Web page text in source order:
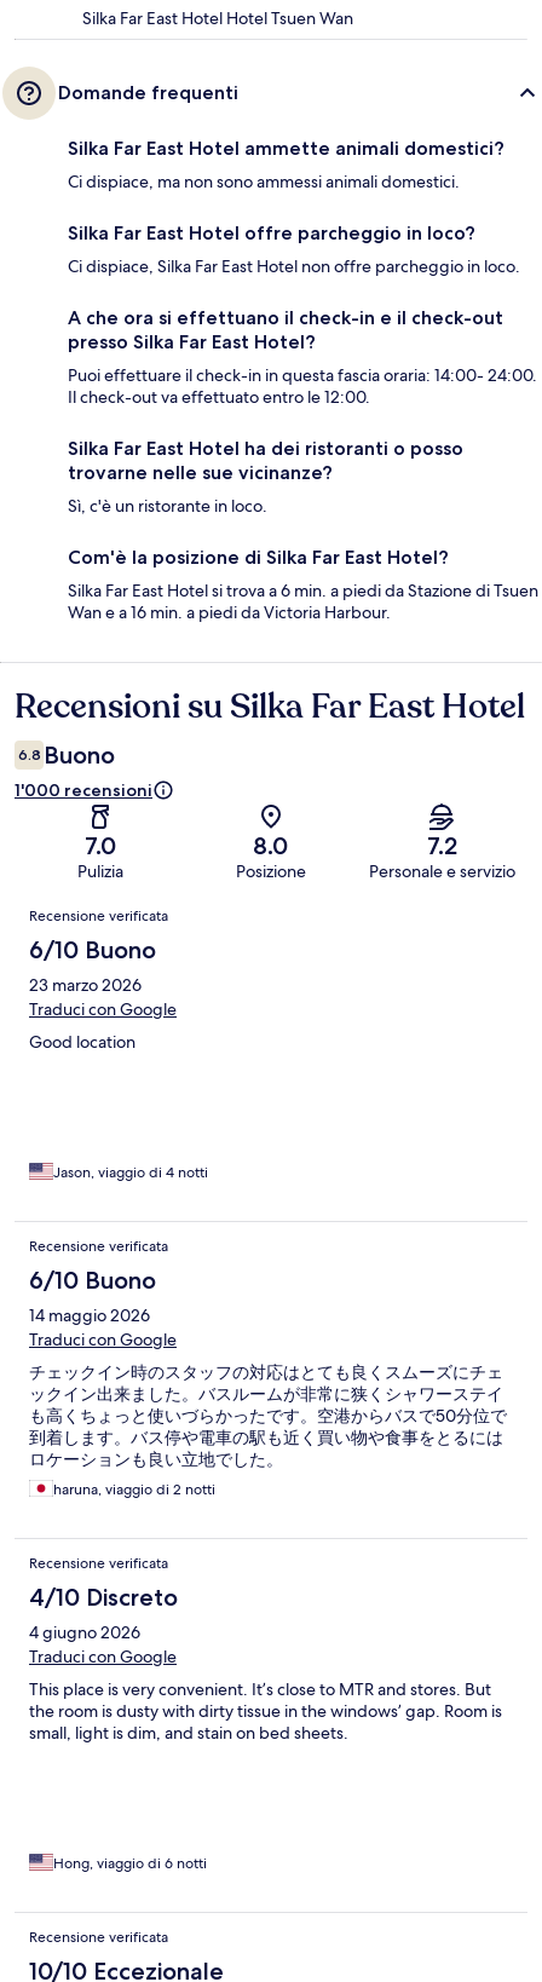
Silka Far East Hotel Hotel Tsuen Wan
Domande frequenti
Silka Far East Hotel ammette animali domestici?
Ci dispiace, ma non sono ammessi animali domestici.
Silka Far East Hotel offre parcheggio in loco?
Ci dispiace, Silka Far East Hotel non offre parcheggio in loco.
A che ora si effettuano il check-in e il check-out
presso Silka Far East Hotel?
Puoi effettuare il check-in in questa fascia oraria: 14:00- 24:00.
Il check-out va effettuato entro le 12:00.
Silka Far East Hotel ha dei ristoranti o posso
trovarne nelle sue vicinanze?
Sì, c'è un ristorante in loco.
Com'è la posizione di Silka Far East Hotel?
Silka Far East Hotel si trova a 6 min. a piedi da Stazione di Tsuen
Wan e a 16 min. a piedi da Victoria Harbour.
Recensioni
Recensioni su Silka Far East Hotel
6.8 Buono
1'000 recensioni
7.0
Pulizia
8.0
Posizione
7.2
Personale e servizio
Recensioni
Recensione verificata
6/10 Buono
23 marzo 2026
Traduci con Google
Good location
Jason, viaggio di 4 notti
Recensione verificata
6/10 Buono
14 maggio 2026
Traduci con Google
チェックイン時のスタッフの対応はとても良くスムーズにチェ
ックイン出来ました。バスルームが非常に狭くシャワーステイ
も高くちょっと使いづらかったです。空港からバスで50分位で
到着します。バス停や電車の駅も近く買い物や食事をとるには
ロケーションも良い立地でした。
haruna, viaggio di 2 notti
Recensione verificata
4/10 Discreto
4 giugno 2026
Traduci con Google
This place is very convenient. It’s close to MTR and stores. But
the room is dusty with dirty tissue in the windows’ gap. Room is
small, light is dim, and stain on bed sheets.
Hong, viaggio di 6 notti
Recensione verificata
10/10 Eccezionale